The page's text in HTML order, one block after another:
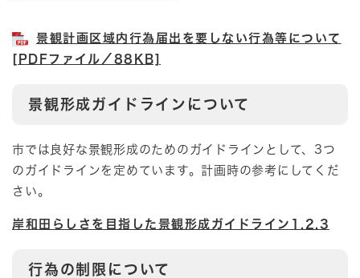
景観計画区域内行為届出を要しない行為等について
[PDFファイル／88KB]
景観形成ガイドラインについて
市では良好な景観形成のためのガイドラインとして、3つ
のガイドラインを定めています。計画時の参考にしてくだ
さい。
岸和田らしさを目指した景観形成ガイドライン1.2.3
行為の制限について